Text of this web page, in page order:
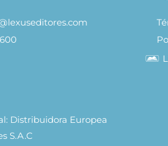
Distribuidora Europea
S.A.C